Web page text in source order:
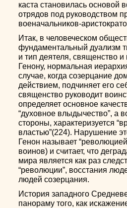
каста становилась основой
отрядов под руководством
военачальников-
Итак, в человеческом
фундаментальный дуализм
и тип деятеля, священство
Генону, нормальная
случае, когда созерцание
действием, подчиняет его
священство руководит
определяет основное
“духовное влыдычество”, а
стороны, характеризуется
властью”(224). Нарушение
Генон называет
воинов) и считает, что
мира является как раз
“революции”, восстания
людей созерцания.
История западного
панораму того, как